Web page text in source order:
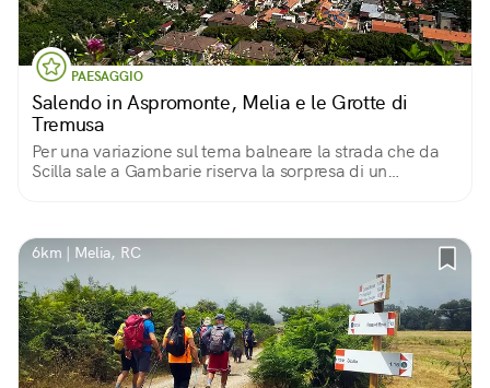
PAESAGGIO
Salendo in Aspromonte, Melia e le Grotte di
Tremusa
Per una variazione sul tema balneare la strada che da
Scilla sale a Gambarie riserva la sorpresa di un
6km | Melia, RC